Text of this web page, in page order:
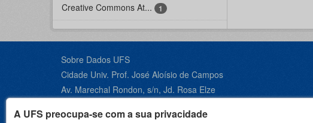
A UFS preocupa-se com a sua privacidade
Creative Commons At...
1
Sobre Dados UFS
Cidade Univ. Prof. José Aloísio de Campos
Av. Marechal Rondon, s/n, Jd. Rosa Elze
Contato +55 79 3194-6600